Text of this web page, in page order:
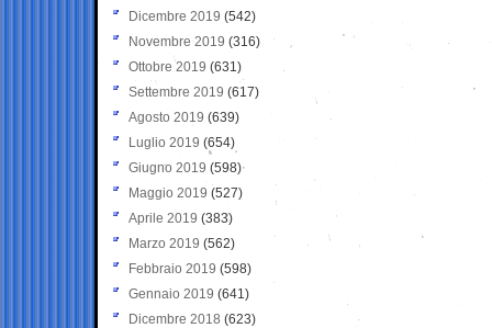
Dicembre 2019 (542)
Novembre 2019 (316)
Ottobre 2019 (631)
Settembre 2019 (617)
Agosto 2019 (639)
Luglio 2019 (654)
Giugno 2019 (598)
Maggio 2019 (527)
Aprile 2019 (383)
Marzo 2019 (562)
Febbraio 2019 (598)
Gennaio 2019 (641)
Dicembre 2018 (623)